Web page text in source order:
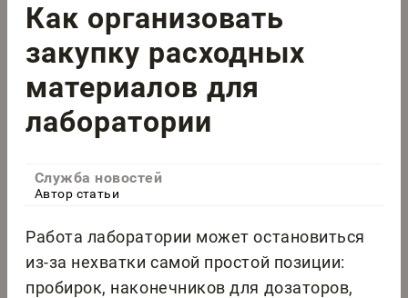
Как организовать
закупку расходных
материалов для
лаборатории
Служба новостей
Автор статьи
Работа лаборатории может остановиться
из-за нехватки самой простой позиции:
пробирок, наконечников для дозаторов,